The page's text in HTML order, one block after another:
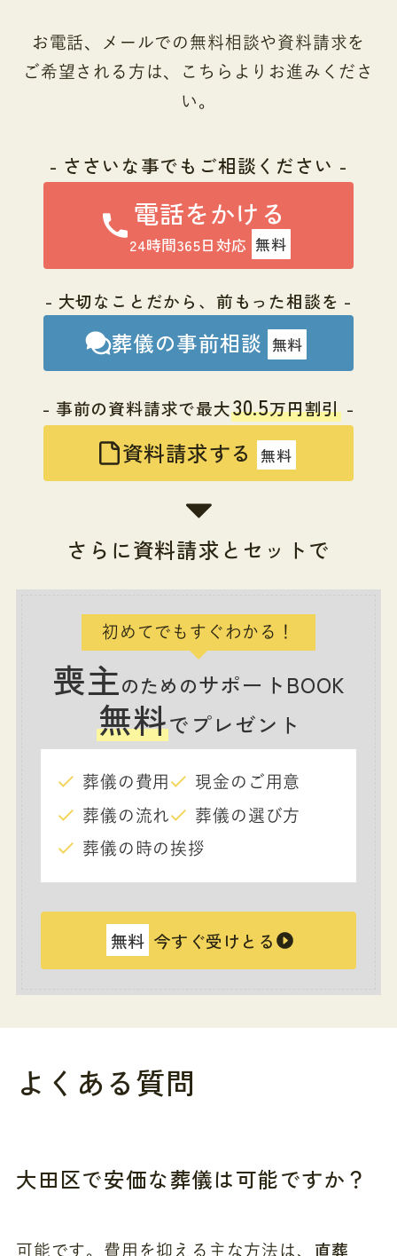
お電話、メールでの無料相談や資料請求を
ご希望される方は、こちらよりお進みくださ
い。
- ささいな事でもご相談ください -
電話をかける
24時間365日対応 無料
- 大切なことだから、前もった相談を -
葬儀の事前相談 無料
- 事前の資料請求で最大30.5万円割引 -
資料請求する 無料
さらに資料請求とセットで
初めてでもすぐわかる！
喪主のためのサポートBOOK
無料でプレゼント
葬儀の費用
現金のご用意
葬儀の流れ
葬儀の選び方
葬儀の時の挨拶
無料 今すぐ受けとる
よくある質問
大田区で安価な葬儀は可能ですか？
可能です。費用を抑える主な方法は、 直葬